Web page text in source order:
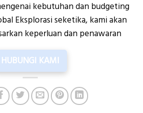
kebutuhan dan budgeting
Eksplorasi seketika, kami akan
keperluan dan penawaran
HUBUNGI KAMI